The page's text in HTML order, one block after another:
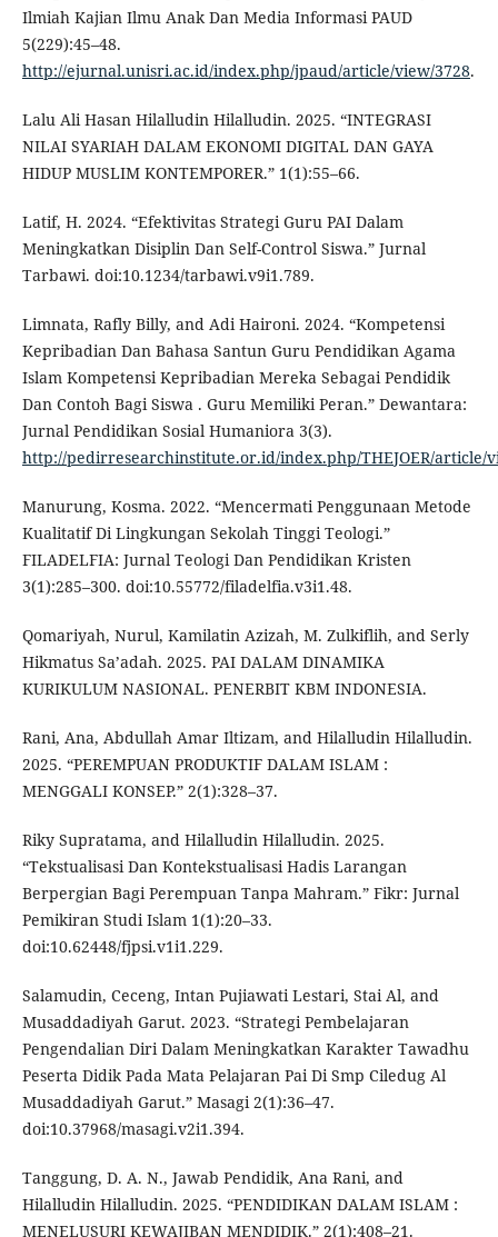
Ilmiah Kajian Ilmu Anak Dan Media Informasi PAUD
5(229):45–48.
http://ejurnal.unisri.ac.id/index.php/jpaud/article/view/3728.
Lalu Ali Hasan Hilalludin Hilalludin. 2025. “INTEGRASI
NILAI SYARIAH DALAM EKONOMI DIGITAL DAN GAYA
HIDUP MUSLIM KONTEMPORER.” 1(1):55–66.
Latif, H. 2024. “Efektivitas Strategi Guru PAI Dalam
Meningkatkan Disiplin Dan Self-Control Siswa.” Jurnal
Tarbawi. doi:10.1234/tarbawi.v9i1.789.
Limnata, Rafly Billy, and Adi Haironi. 2024. “Kompetensi
Kepribadian Dan Bahasa Santun Guru Pendidikan Agama
Islam Kompetensi Kepribadian Mereka Sebagai Pendidik
Dan Contoh Bagi Siswa . Guru Memiliki Peran.” Dewantara:
Jurnal Pendidikan Sosial Humaniora 3(3).
http://pedirresearchinstitute.or.id/index.php/THEJOER/
Manurung, Kosma. 2022. “Mencermati Penggunaan Metode
Kualitatif Di Lingkungan Sekolah Tinggi Teologi.”
FILADELFIA: Jurnal Teologi Dan Pendidikan Kristen
3(1):285–300. doi:10.55772/filadelfia.v3i1.48.
Qomariyah, Nurul, Kamilatin Azizah, M. Zulkiflih, and Serly
Hikmatus Sa’adah. 2025. PAI DALAM DINAMIKA
KURIKULUM NASIONAL. PENERBIT KBM INDONESIA.
Rani, Ana, Abdullah Amar Iltizam, and Hilalludin Hilalludin.
2025. “PEREMPUAN PRODUKTIF DALAM ISLAM :
MENGGALI KONSEP.” 2(1):328–37.
Riky Supratama, and Hilalludin Hilalludin. 2025.
“Tekstualisasi Dan Kontekstualisasi Hadis Larangan
Berpergian Bagi Perempuan Tanpa Mahram.” Fikr: Jurnal
Pemikiran Studi Islam 1(1):20–33.
doi:10.62448/fjpsi.v1i1.229.
Salamudin, Ceceng, Intan Pujiawati Lestari, Stai Al, and
Musaddadiyah Garut. 2023. “Strategi Pembelajaran
Pengendalian Diri Dalam Meningkatkan Karakter Tawadhu
Peserta Didik Pada Mata Pelajaran Pai Di Smp Ciledug Al
Musaddadiyah Garut.” Masagi 2(1):36–47.
doi:10.37968/masagi.v2i1.394.
Tanggung, D. A. N., Jawab Pendidik, Ana Rani, and
Hilalludin Hilalludin. 2025. “PENDIDIKAN DALAM ISLAM :
MENELUSURI KEWAJIBAN MENDIDIK.” 2(1):408–21.